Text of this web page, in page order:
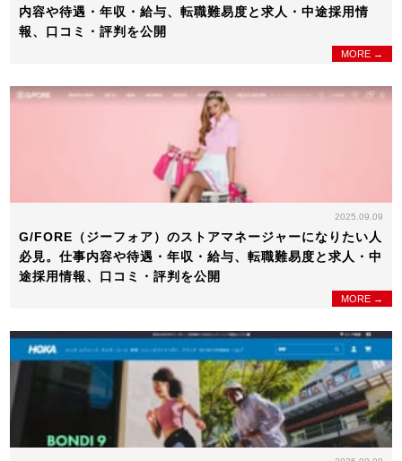
内容や待遇・年収・給与、転職難易度と求人・中途採用情
報、口コミ・評判を公開
MORE →
2025.09.09
G/FORE（ジーフォア）のストアマネージャーになりたい人
必見。仕事内容や待遇・年収・給与、転職難易度と求人・中
途採用情報、口コミ・評判を公開
MORE →